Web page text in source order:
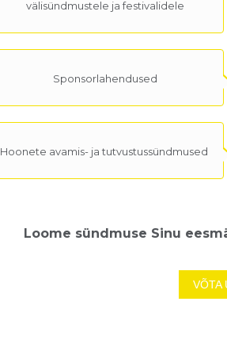
välisündmustele ja festivalidele
Sponsorlahendused
Hoonete avamis- ja tutvustussündmused
Loome sündmuse Sinu
VÕTA